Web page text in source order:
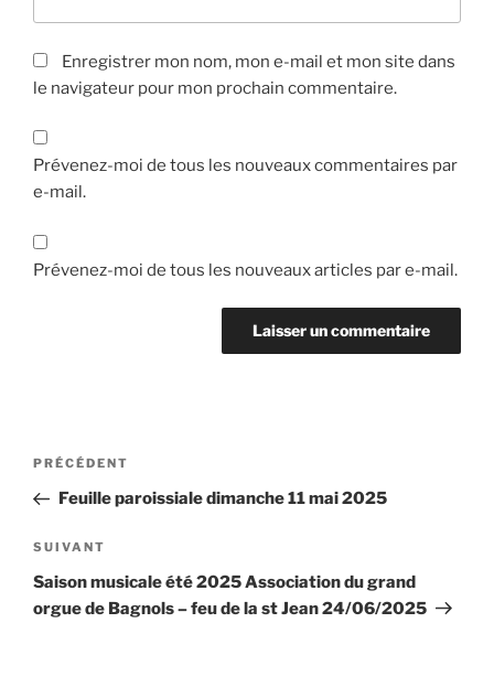
Enregistrer mon nom, mon e-mail et mon site dans
le navigateur pour mon prochain commentaire.
Prévenez-moi de tous les nouveaux commentaires par
e-mail.
Prévenez-moi de tous les nouveaux articles par e-mail.
Navigation
l’article
Article
précédent
PRÉCÉDENT
Feuille paroissiale dimanche 11 mai 2025
Article
suivant
SUIVANT
Saison musicale été 2025 Association du grand
orgue de Bagnols – feu de la st Jean 24/06/2025